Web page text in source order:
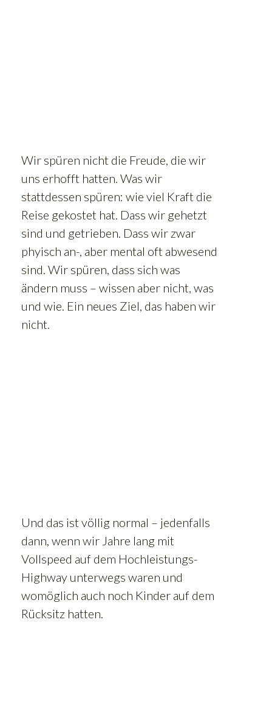
Wir spüren nicht die Freude, die wir
uns erhofft hatten. Was wir
stattdessen spüren: wie viel Kraft die
Reise gekostet hat. Dass wir gehetzt
sind und getrieben. Dass wir zwar
phyisch an-, aber mental oft abwesend
sind. Wir spüren, dass sich was
ändern muss – wissen aber nicht, was
und wie. Ein neues Ziel, das haben wir
nicht.
Und das ist völlig normal – jedenfalls
dann, wenn wir Jahre lang mit
Vollspeed auf dem Hochleistungs-
Highway unterwegs waren und
womöglich auch noch Kinder auf dem
Rücksitz hatten.